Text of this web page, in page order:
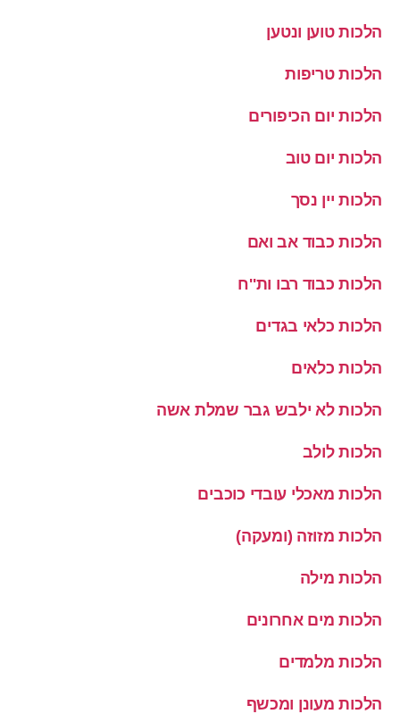
הלכות טוען ונטען
הלכות טריפות
הלכות יום הכיפורים
הלכות יום טוב
הלכות יין נסך
הלכות כבוד אב ואם
הלכות כבוד רבו ות''ח
הלכות כלאי בגדים
הלכות כלאים
הלכות לא ילבש גבר שמלת אשה
הלכות לולב
הלכות מאכלי עובדי כוכבים
הלכות מזוזה (ומעקה)
הלכות מילה
הלכות מים אחרונים
הלכות מלמדים
הלכות מעונן ומכשף